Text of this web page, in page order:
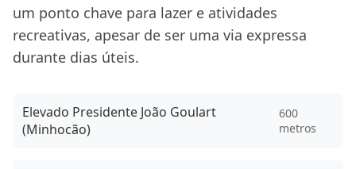
um ponto chave para lazer e atividades
recreativas, apesar de ser uma via expressa
durante dias úteis.
Elevado Presidente João Goulart
(Minhocão)
600
metros